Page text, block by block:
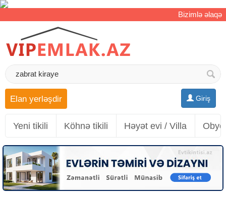
Bizimlə əlaqə
Giriş
Elan yerləşdir
Yeni tikili Köhnə tikili Həyət evi / Villa